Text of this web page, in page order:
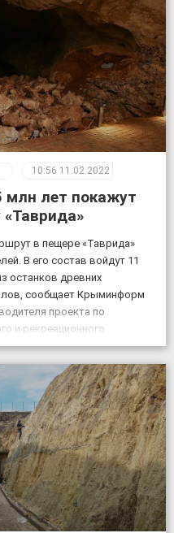
10:56 11.02.2022
млн лет покажут
в пещере «Таврида»
В его состав войдут 11
останков древних
сообщает Крыминформ
проекта по
и рекреационного
старшего преподавателя
Геннадия Самохина. «На